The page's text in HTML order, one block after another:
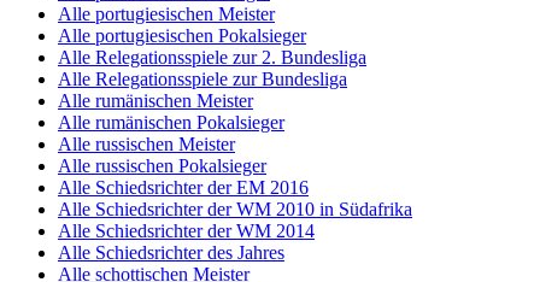
Alle portugiesischen Meister
Alle portugiesischen Pokalsieger
Alle Relegationsspiele zur 2. Bundesliga
Alle Relegationsspiele zur Bundesliga
Alle rumänischen Meister
Alle rumänischen Pokalsieger
Alle russischen Meister
Alle russischen Pokalsieger
Alle Schiedsrichter der EM 2016
Alle Schiedsrichter der WM 2010 in Südafrika
Alle Schiedsrichter der WM 2014
Alle Schiedsrichter des Jahres
Alle schottischen Meister